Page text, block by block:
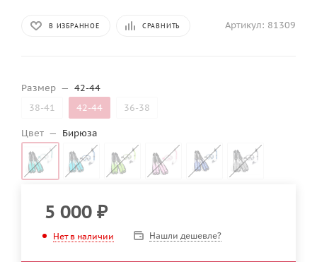
В ИЗБРАННОЕ СРАВНИТЬ Артикул: 81309
Размер — 42-44
38-41
42-44 36-38
Цвет — Бирюза
5 000 ₽
Нет в наличии Нашли дешевле?